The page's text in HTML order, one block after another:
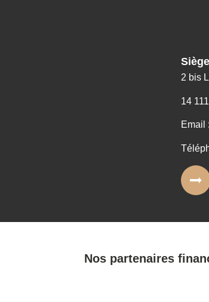
2 bis
14 111
Email
Nos partenaires